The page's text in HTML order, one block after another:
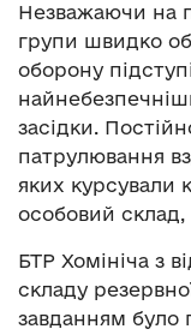
Незважаючи на
групи швидко
оборону
засідки.
патрулювання
яких курсували
особовий склад,
БТР Хомініча з
складу
завданням було